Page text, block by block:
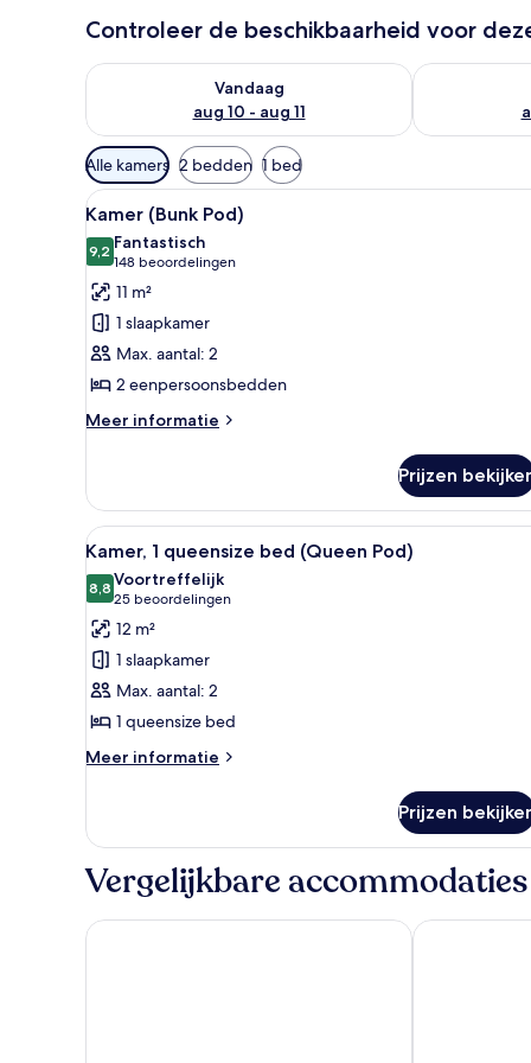
Controleer de beschikbaarheid voor
Vandaag
aug 10 - aug 11
De beschikbaarheid controleren voor vanavond aug
De
Beschikbare
filters
voor
kamers
Alle kamers 2 bedden 1 bed
Alle
foto's
voor
Kamer
(Bunk
Pod)
laden
Een compacte hotelkamer
10
Kamer (Bunk Pod)
9,29,2 van 10
Fantastisch
148 beoordelingen
(148
beoordelingen)
11 m²
1 slaapkamer
Max. aantal: 2
2 eenpersoonsbedden
Meer informatie
Meer
(Bunk
Pod)
Prijzen
Alle
foto's
voor
Kamer,
queensize
bed
(Queen
Pod)
Een hotelkamer met een bed,
10
Kamer, 1 queensize bed (Queen Pod)
8,88,8 van 10
Voortreffelijk
25 beoordelingen
(25
beoordelingen)
12 m²
1 slaapkamer
Max. aantal: 2
1 queensize bed
Meer informatie
Meer
1
bed
Pod)
Prijzen
Vergelijkbare accommodaties
Hotel Henri NY Pod 51